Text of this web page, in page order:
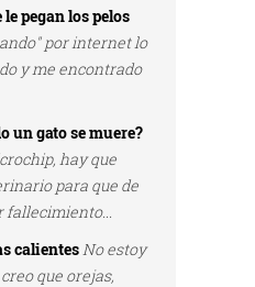
le pegan los pelos
por internet lo
y me encontrado
un gato se muere?
hay que
para que de
fallecimiento...
calientesNo estoy
que orejas,